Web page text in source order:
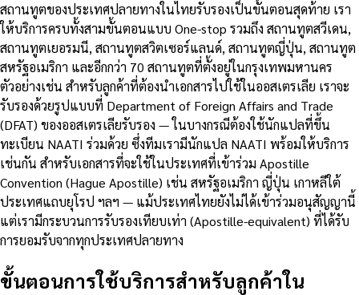
สถานทูตของประเทศปลายทางในไทยรับรองเป็นขั้นตอนสุดท้าย เรา
ให้บริการครบทั้งสามขั้นตอนแบบ One-stop รวมถึง สถานทูตสวีเดน,
สถานทูตเยอรมนี, สถานทูตสวิตเซอร์แลนด์, สถานทูตญี่ปุ่น, สถานทูต
สหรัฐอเมริกา และอีกกว่า 70 สถานทูตที่ตั้งอยู่ในกรุงเทพมหานคร
ตัวอย่างเช่น สำหรับลูกค้าที่ต้องนำเอกสารไปใช้ในออสเตรเลีย เราจะ
รับรองด้วยรูปแบบที่ Department of Foreign Affairs and Trade
(DFAT) ของออสเตรเลียรับรอง — ในบางกรณีต้องใช้นักแปลที่ขึ้น
ทะเบียน NAATI ร่วมด้วย ซึ่งทีมเรามีนักแปล NAATI พร้อมให้บริการ
เช่นกัน สำหรับเอกสารที่จะใช้ในประเทศที่เข้าร่วม Apostille
Convention (Hague Apostille) เช่น สหรัฐอเมริกา ญี่ปุ่น เกาหลีใต้
ประเทศแถบยุโรป ฯลฯ — แม้ประเทศไทยยังไม่ได้เข้าร่วมอนุสัญญานี้
แต่เรามีกระบวนการรับรองเทียบเท่า (Apostille-equivalent) ที่ได้รับ
การยอมรับจากทุกประเทศปลายทาง
ขั้นตอนการใช้บริการสำหรับลูกค้าใน